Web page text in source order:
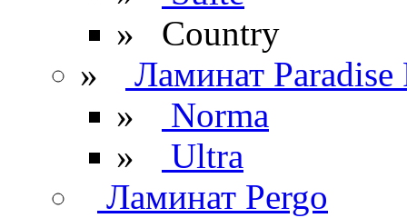
» Сountry
»
Ламинат Paradise
»
Norma
»
Ultra
Ламинат Pergo